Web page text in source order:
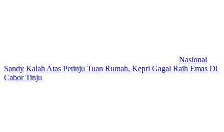
Nasional
Sandy Kalah Atas Petinju Tuan Rumah, Kepri Gagal Raih Emas Di
Cabor Tinju